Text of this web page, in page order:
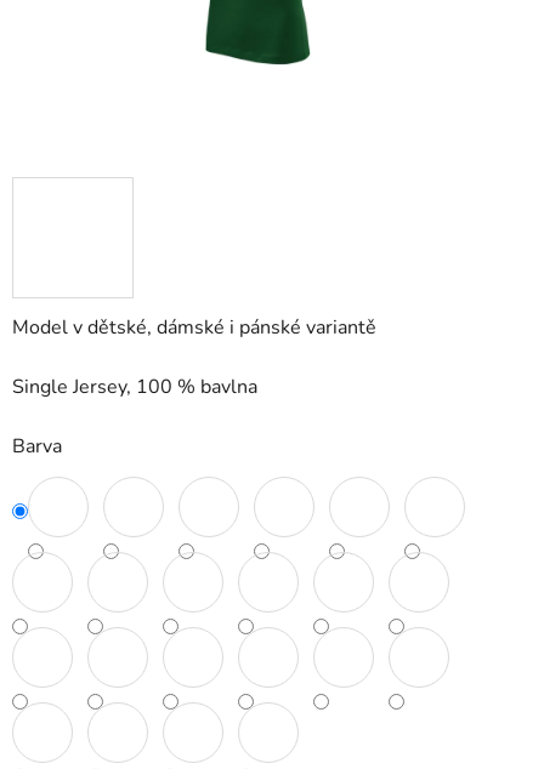
Model v dětské, dámské i pánské variantě
Single Jersey, 100 % bavlna
Barva